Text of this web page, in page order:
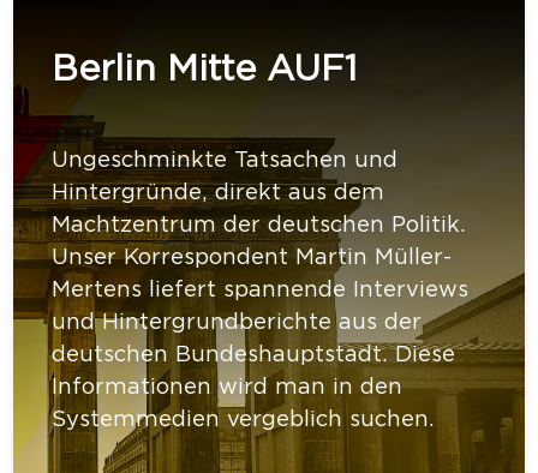
Berlin Mitte AUF1
Ungeschminkte Tatsachen und
Hintergründe, direkt aus dem
Machtzentrum der deutschen Politik.
Unser Korrespondent Martin Müller-
Mertens liefert spannende Interviews
und Hintergrundberichte aus der
deutschen Bundeshauptstadt. Diese
Informationen wird man in den
Systemmedien vergeblich suchen.